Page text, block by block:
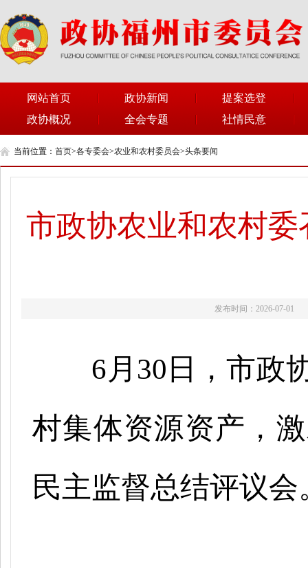
网站首页 政协新闻
提案选登
政协概况
全会专题 社情民意
当前位置： 首页>各专委会>农业和农村委员会>头条要闻
市政协农业和农村
发布时间：2026-07-01
6月30日，市政
村集体资源资产，
民主监督总结评议会